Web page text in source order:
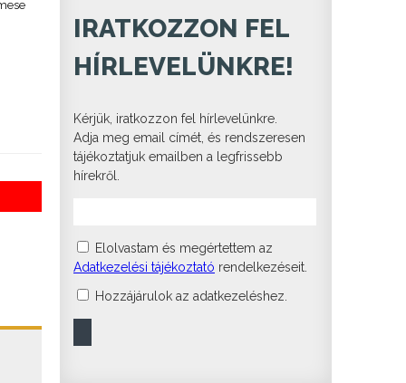
IRATKOZZON FEL
HÍRLEVELÜNKRE!
Kérjük, iratkozzon fel hírlevelünkre.
Adja meg email címét, és rendszeresen
tájékoztatjuk emailben a legfrissebb
hírekről.
Elolvastam és megértettem az
Adatkezelési tájékoztató rendelkezéseit.
Hozzájárulok az adatkezeléshez.